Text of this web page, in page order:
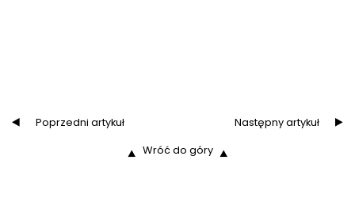
Poprzedni artykuł
Następny artykuł
Wróć do góry